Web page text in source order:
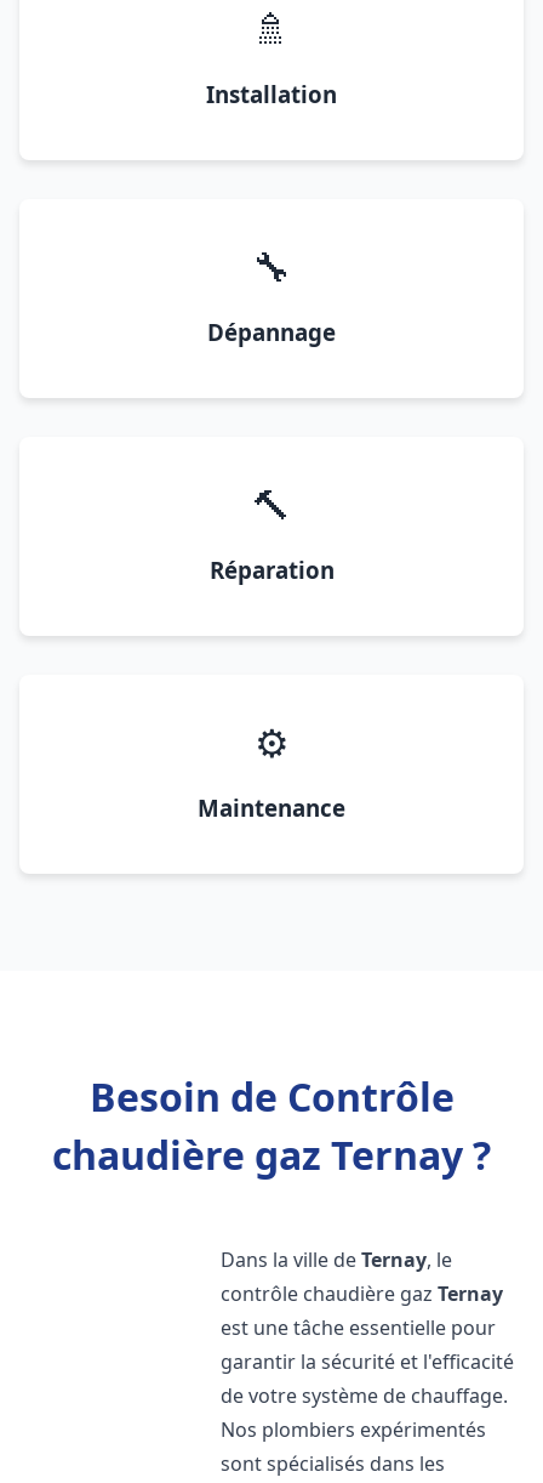
🚿
Installation
🔧
Dépannage
🔨
Réparation
⚙️
Maintenance
Besoin de Contrôle
chaudière gaz Ternay ?
Dans la ville deTernay, le
contrôle chaudière gazTernay
est une tâche essentielle pour
garantir la sécurité et l'efficacité
de votre système de chauffage.
Nos plombiers expérimentés
sont spécialisés dans les